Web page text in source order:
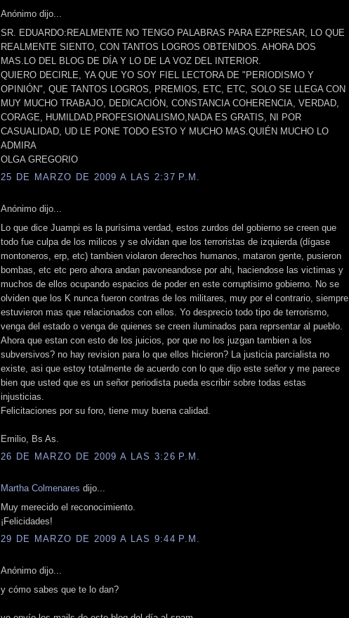
Anónimo dijo...
SR. EDUARDO:REALMENTE NO TENGO PALABRAS PARA EZPRESAR, LO QUE
REALMENTE SIENTO, CON TANTOS LOGROS OBTENIDOS. AHORA DOS
MAS.LO DEL BLOG DE DÍA Y LO DE LA VOZ DEL INTERIOR.
QUIERO DECIRLE, YA QUE YO SOY FIEL LECTORA DE "PERIODISMO Y
OPINIÓN", QUE TANTOS LOGROS, PREMIOS, ETC, ETC, SOLO SE LLEGA CON
MUY MUCHO TRABAJO, DEDICACIÓN, CONSTANCIA COHERENCIA, VERDAD,
CORAGE, HUMILDAD,PROFESIONALISMO,NADA ES GRATIS, NI POR
CASUALIDAD, UD LE PONE TODO ESTO Y MUCHO MAS.QUIÉN MUCHO LO
ADMIRA
OLGA GREGORIO
25 DE MARZO DE 2009 A LAS 2:37 P.M.
Anónimo dijo...
Lo que dice Juampi es la purísima verdad, estos zurdos del gobierno se creen que
todo fue culpa de los milicos y se olvidan que los terroristas de izquierda (dígase
montoneros, erp, etc) tambien violaron derechos humanos, mataron gente, pusieron
bombas, etc etc pero ahora andan pavoneandose por ahi, haciendose las victimas y
muchos de ellos ocupando espacios de poder en este corruptisimo gobierno. No se
olviden que los K nunca fueron contras de los militares, muy por el contrario, siempre
estuvieron mas que relacionados con ellos. Yo desprecio todo tipo de terrorismo,
venga del estado o venga de quienes se creen iluminados para reprsentar al pueblo.
Ahora que estan con esto de los juicios, por que no los juzgan tambien a los
subversivos? no hay revision para lo que ellos hicieron? La justicia parcialista no
existe, asi que estoy totalmente de acuerdo con lo que dijo este señor y me parece
bien que usted que es un señor periodista pueda escribir sobre todas estas
injusticias.
Felicitaciones por su foro, tiene muy buena calidad.
Emilio, Bs As.
26 DE MARZO DE 2009 A LAS 3:26 P.M.
Martha Colmenares dijo...
Muy merecido el reconocimiento.
¡Felicidades!
29 DE MARZO DE 2009 A LAS 9:44 P.M.
Anónimo dijo...
y cómo sabes que te lo dan?